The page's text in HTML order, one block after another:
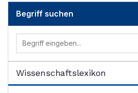
Begriff suchen
Wissenschaftslexikon